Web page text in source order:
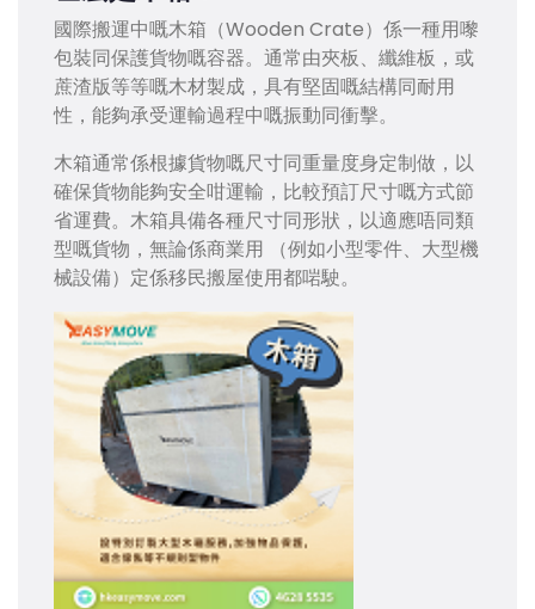
國際搬運中嘅木箱（Wooden Crate）係一種用嚟
包裝同保護貨物嘅容器。通常由夾板、纖維板，或
蔗渣版等等嘅木材製成，具有堅固嘅結構同耐用
性，能夠承受運輸過程中嘅振動同衝擊。
木箱通常係根據貨物嘅尺寸同重量度身定制做，以
確保貨物能夠安全咁運輸，比較預訂尺寸嘅方式節
省運費。木箱具備各種尺寸同形狀，以適應唔同類
型嘅貨物，無論係商業用 （例如小型零件、大型機
械設備）定係移民搬屋使用都啱駛。